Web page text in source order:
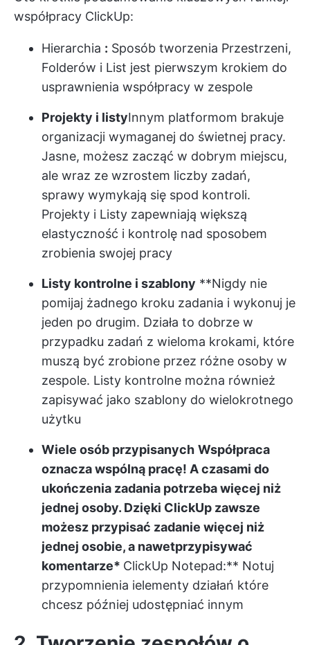
współpracy ClickUp:
Hierarchia : Sposób tworzenia Przestrzeni,
Folderów i List jest pierwszym krokiem do
usprawnienia współpracy w zespole
Projekty i listyInnym platformom brakuje
organizacji wymaganej do świetnej pracy.
Jasne, możesz zacząć w dobrym miejscu,
ale wraz ze wzrostem liczby zadań,
sprawy wymykają się spod kontroli.
Projekty i Listy zapewniają większą
elastyczność i kontrolę nad sposobem
zrobienia swojej pracy
Listy kontrolne i szablony **Nigdy nie
pomijaj żadnego kroku zadania i wykonuj je
jeden po drugim. Działa to dobrze w
przypadku zadań z wieloma krokami, które
muszą być zrobione przez różne osoby w
zespole. Listy kontrolne można również
zapisywać jako szablony do wielokrotnego
użytku
Wiele osób przypisanych Współpraca
oznacza wspólną pracę! A czasami do
ukończenia zadania potrzeba więcej niż
jednej osoby. Dzięki ClickUp zawsze
możesz przypisać zadanie więcej niż
jednej osobie, a nawetprzypisywać
komentarze* ClickUp Notepad:** Notuj
przypomnienia ielementy działań które
chcesz później udostępniać innym